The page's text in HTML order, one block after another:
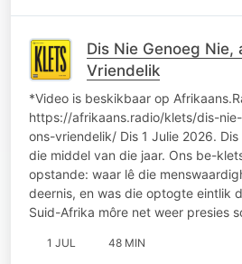
Dis Nie Genoeg Nie,
Vriendelik
*Video is beskikbaar op
https://afrikaans.radio/klets/dis-
ons-vriendelik/ Dis 1 Julie 2026.
die middel van die jaar. Ons be-
opstande: waar lê die
deernis, en was die optogte eintlik
Suid-Afrika môre net weer presies
1 JUL 48 MIN